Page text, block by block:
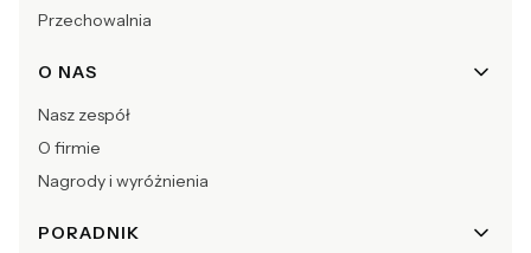
Przechowalnia
O NAS
Nasz zespół
O firmie
Nagrody i wyróżnienia
PORADNIK